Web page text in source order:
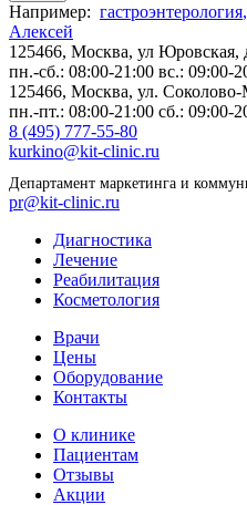
Например: гастроэнтерология,
Алексей
125466, Москва, ул Юровская,
пн.-сб.: 08:00-21:00 вс.: 09:00-
125466, Москва, ул.
пн.-пт.: 08:00-21:00 сб.: 09:00-
8 (495) 777-55-80
kurkino@kit-clinic.ru
Департамент маркетинга и
pr@kit-clinic.ru
Диагностика
Лечение
Реабилитация
Косметология
Врачи
Цены
Оборудование
Контакты
О клинике
Пациентам
Отзывы
Акции